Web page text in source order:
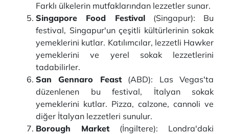
Farklı ülkelerin mutfaklarından lezzetler sunar.
Singapore Food Festival(Singapur): Bu
festival, Singapur'un çeşitli kültürlerinin sokak
yemeklerini kutlar. Katılımcılar, lezzetli Hawker
yemeklerini ve yerel sokak lezzetlerini
tadabilirler.
San Gennaro Feast(ABD): Las Vegas'ta
düzenlenen bu festival, İtalyan sokak
yemeklerini kutlar. Pizza, calzone, cannoli ve
diğer İtalyan lezzetleri sunulur.
Borough Market (İngiltere): Londra'daki